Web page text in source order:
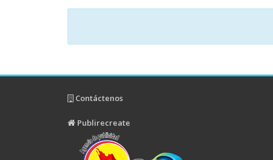
Contáctenos
Publirecreate